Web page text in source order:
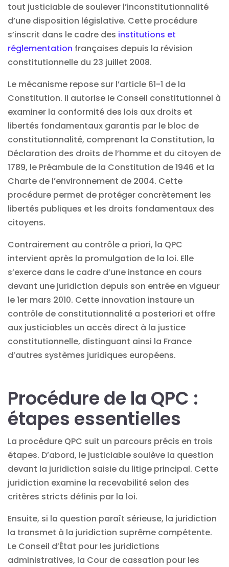
tout justiciable de soulever l’inconstitutionnalité
d’une disposition législative. Cette procédure
s’inscrit dans le cadre des institutions et
réglementation françaises depuis la révision
constitutionnelle du 23 juillet 2008.
Le mécanisme repose sur l’article 61-1 de la
Constitution. Il autorise le Conseil constitutionnel à
examiner la conformité des lois aux droits et
libertés fondamentaux garantis par le bloc de
constitutionnalité, comprenant la Constitution, la
Déclaration des droits de l’homme et du citoyen de
1789, le Préambule de la Constitution de 1946 et la
Charte de l’environnement de 2004. Cette
procédure permet de protéger concrètement les
libertés publiques et les droits fondamentaux des
citoyens.
Contrairement au contrôle a priori, la QPC
intervient après la promulgation de la loi. Elle
s’exerce dans le cadre d’une instance en cours
devant une juridiction depuis son entrée en vigueur
le 1er mars 2010. Cette innovation instaure un
contrôle de constitutionnalité a posteriori et offre
aux justiciables un accès direct à la justice
constitutionnelle, distinguant ainsi la France
d’autres systèmes juridiques européens.
Procédure de la QPC :
étapes essentielles
La procédure QPC suit un parcours précis en trois
étapes. D’abord, le justiciable soulève la question
devant la juridiction saisie du litige principal. Cette
juridiction examine la recevabilité selon des
critères stricts définis par la loi.
Ensuite, si la question paraît sérieuse, la juridiction
la transmet à la juridiction suprême compétente.
Le Conseil d’État pour les juridictions
administratives, la Cour de cassation pour les